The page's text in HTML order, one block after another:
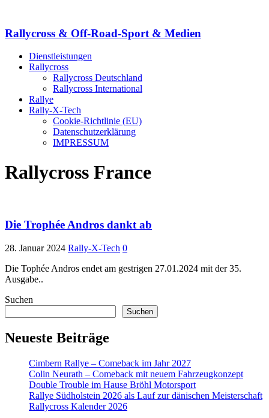
Rallycross & Off-Road-Sport & Medien
Dienstleistungen
Rallycross
Rallycross Deutschland
Rallycross International
Rallye
Rally-X-Tech
Cookie-Richtlinie (EU)
Datenschutzerklärung
IMPRESSUM
Rallycross France
Die Trophée Andros dankt ab
28. Januar 2024 Rally-X-Tech 0
Die Tophée Andros endet am gestrigen 27.01.2024 mit der 35.
Ausgabe..
Suchen
Suchen
Neueste Beiträge
Cimbern Rallye – Comeback im Jahr 2027
Colin Neurath – Comeback mit neuem Fahrzeugkonzept
Double Trouble im Hause Bröhl Motorsport
Rallye Südholstein 2026 als Lauf zur dänischen Meisterschaft
Rallycross Kalender 2026